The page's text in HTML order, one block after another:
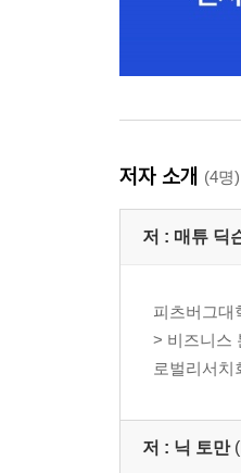
저자 소개 (4명)
저 : 매튜 딕
피츠버그대
> 비즈니스
로벌리서치
저 : 닉 토만